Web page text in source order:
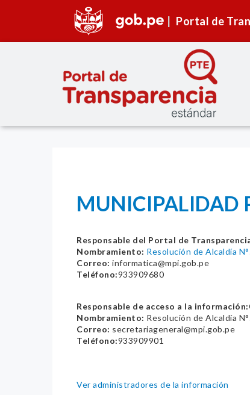
Portal de
MUNICIPALIDAD
Responsable del Portal de
Nombramiento: Resolución de Alcaldía
Correo: informatica@mpi.gob.pe
Teléfono:933909680
Responsable de acceso a la información:
Nombramiento: Resolución de Alcaldía
Correo: secretariageneral@mpi.gob.pe
Teléfono:933909901
Ver administradores de la información